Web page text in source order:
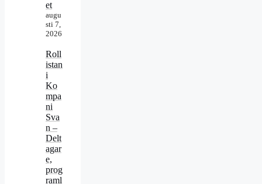
et
augu
sti 7,
2026
Roll
istan
i
Ko
mpa
ni
Sva
n –
Delt
agar
e,
prog
raml